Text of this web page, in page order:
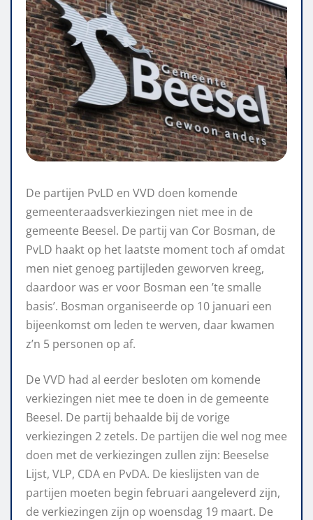
De partijen PvLD en VVD doen komende
gemeenteraadsverkiezingen niet mee in de
gemeente Beesel. De partij van Cor Bosman, de
PvLD haakt op het laatste moment toch af omdat
men niet genoeg partijleden geworven kreeg,
daardoor was er voor Bosman een ’te smalle
basis’. Bosman organiseerde op 10 januari een
bijeenkomst om leden te werven, daar kwamen
z’n 5 personen op af.
De VVD had al eerder besloten om komende
verkiezingen niet mee te doen in de gemeente
Beesel. De partij behaalde bij de vorige
verkiezingen 2 zetels. De partijen die wel nog mee
doen met de verkiezingen zullen zijn: Beeselse
Lijst, VLP, CDA en PvDA. De kieslijsten van de
partijen moeten begin februari aangeleverd zijn,
de verkiezingen zijn op woensdag 19 maart. De